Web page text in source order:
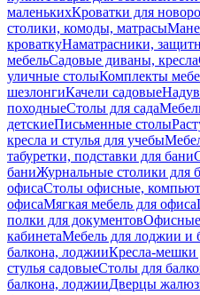
маленькихКроватки для
столики, комоды, матрасы
кроваткуНаматрасники,
мебельСадовые диваны, кресла
уличные столыКомплекты
шезлонгиКачели садовые
походныеСтолы для сада
детскиеПисьменные столы
кресла и стулья для учебы
табуретки, подставки для бани
баниЖурнальные столики для
офисаСтолы офисные,
офисаМягкая мебель для офиса
полки для документов
кабинетаМебель для лоджии и
балкона, лоджииКресла-мешки
стулья садовыеСтолы для
балкона, лоджииДверцы